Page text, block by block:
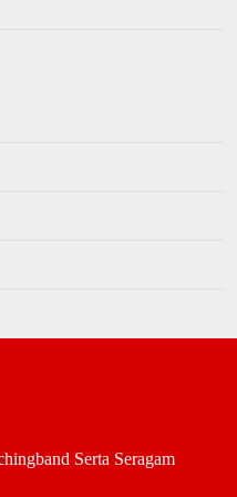
Serta Seragam